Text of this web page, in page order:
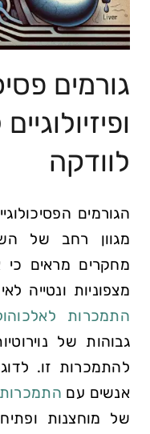
גורמים​
לוודקה
הגורמים
מגוון רחב של
‍מחקרים מראים
מצפוניות ונטייה
התמכרות
גבוהות של
להתמכרות זו.
אנשים ​עם ‌
של מוחצנות